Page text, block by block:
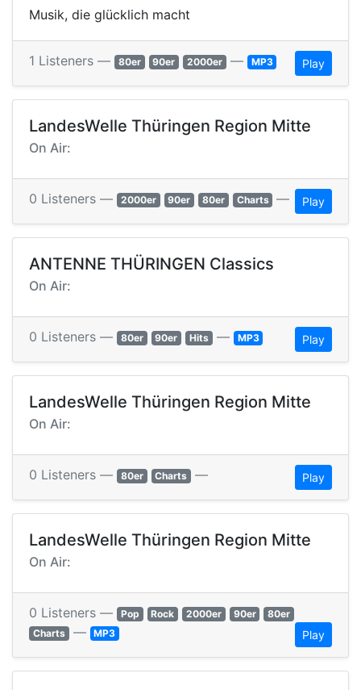
Musik, die glücklich macht
1 Listeners — 80er 90er 2000er — MP3 Play
LandesWelle Thüringen Region Mitte
On Air:
0 Listeners — 2000er 90er 80er Charts — Play
ANTENNE THÜRINGEN Classics
On Air:
0 Listeners — 80er 90er Hits — MP3 Play
LandesWelle Thüringen Region Mitte
On Air:
0 Listeners — 80er Charts — Play
LandesWelle Thüringen Region Mitte
On Air:
0 Listeners — Pop Rock 2000er 90er
80er
Charts — MP3 Play